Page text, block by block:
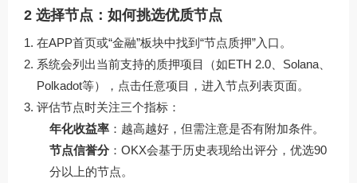
2 选择节点：如何挑选优质节点
在APP首页或“金融”板块中找到“节点质押”入口。
系统会列出当前支持的质押项目（如ETH 2.0、Solana、
Polkadot等），点击任意项目，进入节点列表页面。
评估节点时关注三个指标：
年化收益率 ：越高越好，但需注意是否有附加条件。
节点信誉分：OKX会基于历史表现给出评分，优选90
分以上的节点。